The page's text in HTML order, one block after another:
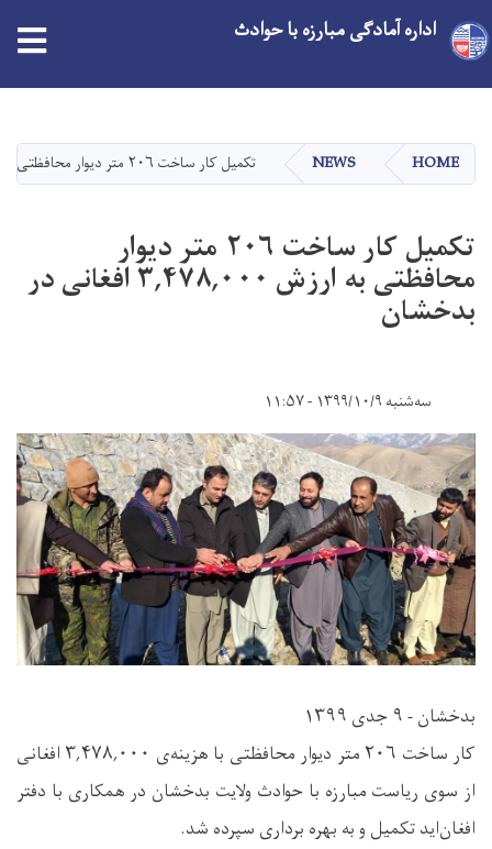
main
content
اداره آمادگی مبارزه با حوادث
HOME
NEWS تکمیل کار ساخت ۲۰۶ متر دیوار محافظتی به ارزش ۳,۴۷۸,۰۰۰ افغانی در بدخشان
تکمیل کار ساخت ۲۰۶ متر دیوار
محافظتی به ارزش ۳,۴۷۸,۰۰۰ افغانی در
بدخشان
سه‌شنبه ۱۳۹۹/۱۰/۹ - ۱۱:۵۷
بدخشان - ۹ جدی ۱۳۹۹
کار ساخت ۲۰۶ متر دیوار محافظتی با هزینه‌ی ۳,۴۷۸,۰۰۰ افغانی
از سوی ریاست مبارزه با حوادث ولایت بدخشان در همکاری با دفتر
افغان‌اید تکمیل و به بهره برداری سپرده شد.